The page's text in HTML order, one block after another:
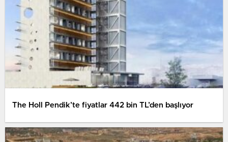
The Holl Pendik’te fiyatlar 442 bin TL’den başlıyor